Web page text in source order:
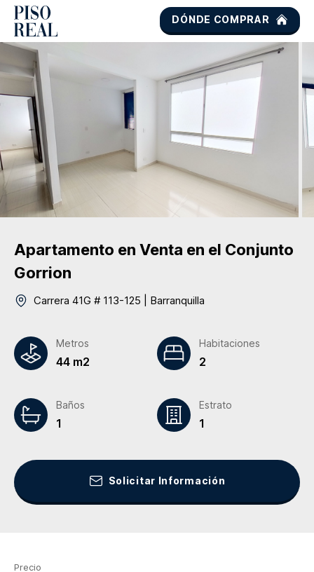
DÓNDE COMPRAR
Apartamento en Venta en el Conjunto
Gorrion
Carrera 41G # 113-125 Barranquilla
Metros
44 m2
Habitaciones
2
Baños
1
Estrato
1
Solicitar Información
Precio